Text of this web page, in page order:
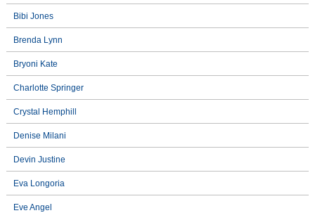
Bibi Jones
Brenda Lynn
Bryoni Kate
Charlotte Springer
Crystal Hemphill
Denise Milani
Devin Justine
Eva Longoria
Eve Angel